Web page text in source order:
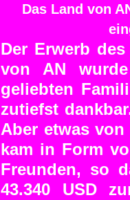
Das Land von
Der Erwerb
von AN
geliebten
zutiefst
Aber etwas
kam in Form
Freunden, so
43.340 USD